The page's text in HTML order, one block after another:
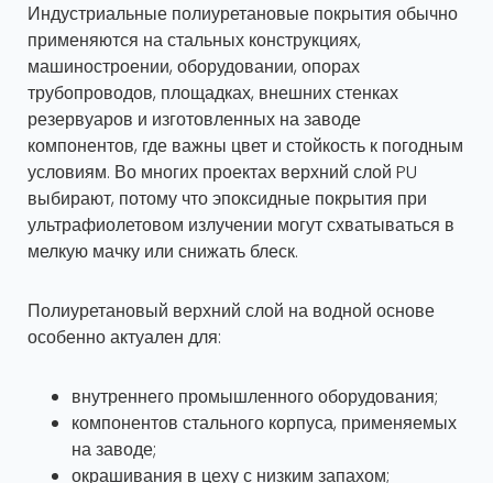
Индустриальные полиуретановые покрытия обычно
применяются на стальных конструкциях,
машиностроении, оборудовании, опорах
трубопроводов, площадках, внешних стенках
резервуаров и изготовленных на заводе
компонентов, где важны цвет и стойкость к погодным
условиям. Во многих проектах верхний слой PU
выбирают, потому что эпоксидные покрытия при
ультрафиолетовом излучении могут схватываться в
мелкую мачку или снижать блеск.
Полиуретановый верхний слой на водной основе
особенно актуален для:
внутреннего промышленного оборудования;
компонентов стального корпуса, применяемых
на заводе;
окрашивания в цеху с низким запахом;